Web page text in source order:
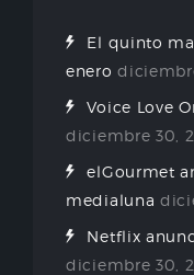
El quinto
enero
Voice Love
diciembre 30,
elGourmet
medialuna
Netflix
diciembre 30,